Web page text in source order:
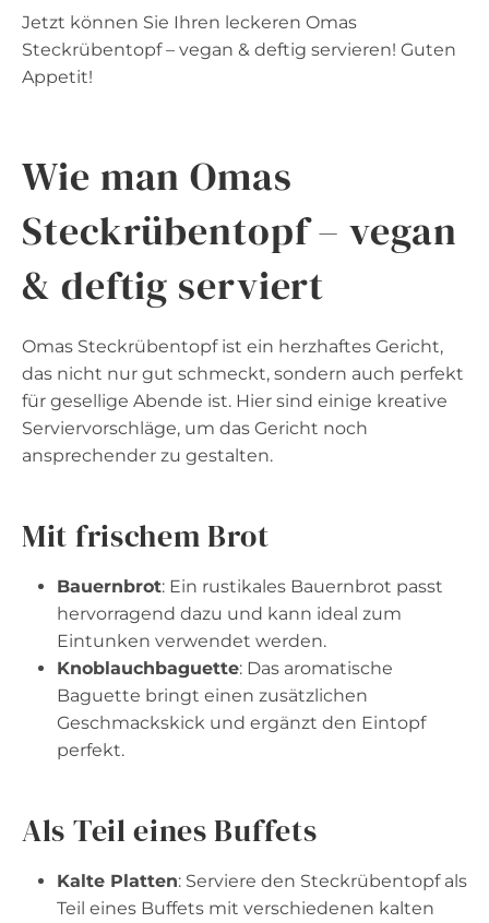
Jetzt können Sie Ihren leckeren Omas
Steckrübentopf – vegan & deftig servieren! Guten
Appetit!
Wie man Omas
Steckrübentopf – vegan
& deftig serviert
Omas Steckrübentopf ist ein herzhaftes Gericht,
das nicht nur gut schmeckt, sondern auch perfekt
für gesellige Abende ist. Hier sind einige kreative
Serviervorschläge, um das Gericht noch
ansprechender zu gestalten.
Mit frischem Brot
Bauernbrot: Ein rustikales Bauernbrot passt
hervorragend dazu und kann ideal zum
Eintunken verwendet werden.
Knoblauchbaguette: Das aromatische
Baguette bringt einen zusätzlichen
Geschmackskick und ergänzt den Eintopf
perfekt.
Als Teil eines Buffets
Kalte Platten: Serviere den Steckrübentopf als
Teil eines Buffets mit verschiedenen kalten